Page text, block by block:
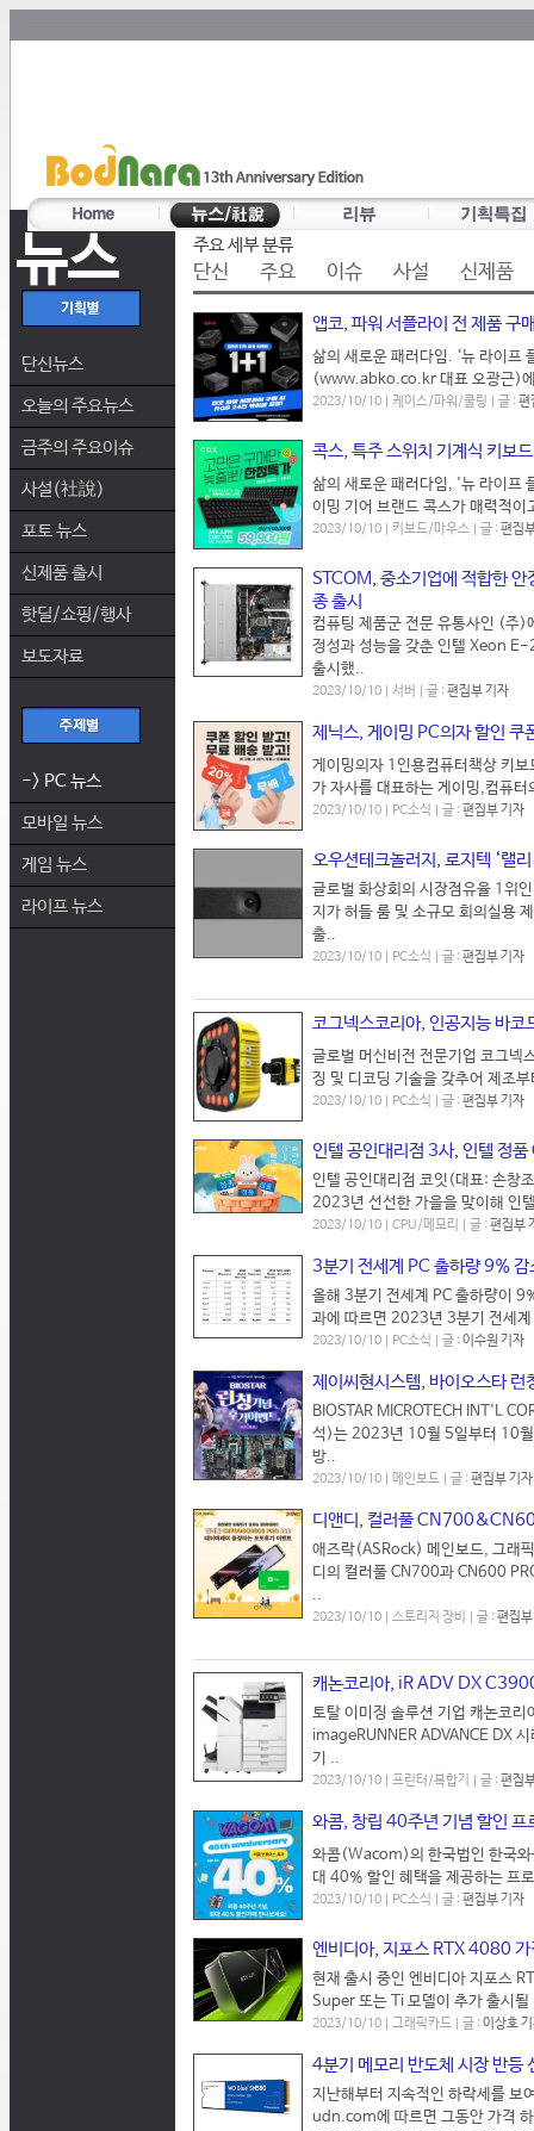
뉴스
단신뉴스
오늘의 주요뉴스
금주의 주요이슈
사설(社說)
포토 뉴스
신제품 출시
핫딜/쇼핑/행사
보도자료
-> PC 뉴스
모바일 뉴스
게임 뉴스
라이프 뉴스
주요 세부 분류
단신 주요 이슈 사설 신제품
앱코, 파워 서플라이 전 제품 구
삶의 새로운 패러다임. ‘뉴 라이
(www.abko.co.kr 대표 오광근)에
2023/10/10 | 케이스/파워/쿨링 | 글 :편
콕스, 특주 스위치 기계식 키보
삶의 새로운 패러다임, '뉴 라이프
이밍 기어 브랜드 콕스가 매력적
2023/10/10 | 키보드/마우스 | 글 :편집
STCOM, 중소기업에 적합한
종 출시
컴퓨팅 제품군 전문 유통사인 (주)
정성과 성능을 갖춘 인텔 Xeon
출시했..
2023/10/10 | 서버 | 글 :편집부 기자
제닉스, 게이밍 PC의자 할인 쿠
게이밍의자 1인용컴퓨터책상 키
가 자사를 대표하는 게이밍,컴퓨
2023/10/10 | PC소식 | 글 :편집부 기자
오우션테크놀러지, 로지텍 ‘랠
글로벌 화상회의 시장점유율 1위
지가 허들 룸 및 소규모 회의실용
출..
2023/10/10 | PC소식 | 글 :편집부 기자
코그넥스코리아, 인공지능 바
글로벌 머신비전 전문기업 코그넥
징 및 디코딩 기술을 갖추어 제조
2023/10/10 | PC소식 | 글 :편집부 기자
인텔 공인대리점 3사, 인텔 정
인텔 공인대리점 코잇(대표: 손창
2023년 선선한 가을을 맞이해 인
2023/10/10 | CPU/메모리 | 글 :편집부
3분기 전세계 PC 출하량 9% 감
올해 3분기 전세계 PC 출하량이
과에 따르면 2023년 3분기 전세
2023/10/10 | PC소식 | 글 :이수원 기자
제이씨현시스템, 바이오스타 런
BIOSTAR MICROTECH INT'L
석)는 2023년 10월 5일부터 10월
방..
2023/10/10 | 메인보드 | 글 :편집부 기자
디앤디, 컬러풀
애즈락(ASRock) 메인보드, 그래
디의 컬러풀 CN700과 CN600
..
2023/10/10 | 스토리지 장비 | 글 :편집
캐논코리아, iR ADV DX
토탈 이미징 솔루션 기업 캐논코
imageRUNNER ADVANCE DX
기 ..
2023/10/10 | 프린터/복합기 | 글 :편집
와콤, 창립 40주년 기념 할인 프
와콤(Wacom)의 한국법인 한국와
대 40% 할인 혜택을 제공하는 프
2023/10/10 | PC소식 | 글 :편집부 기자
엔비디아, 지포스 RTX 4080
현재 출시 중인 엔비디아 지포스
Super 또는 Ti 모델이 추가 출시
2023/10/10 | 그래픽카드 | 글 :이상호
4분기 메모리 반도체 시장 반등
지난해부터 지속적인 하락세를 보
udn.com에 따르면 그동안 가격